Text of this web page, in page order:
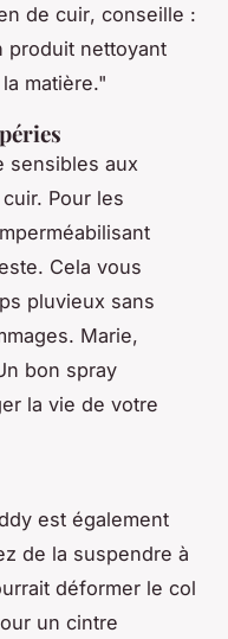
de cuir, conseille :
produit nettoyant
matière."
sensibles aux
Pour les
Cela vous
pluvieux sans
Marie,
bon spray
la vie de votre
est également
de la suspendre à
déformer le col
un cintre